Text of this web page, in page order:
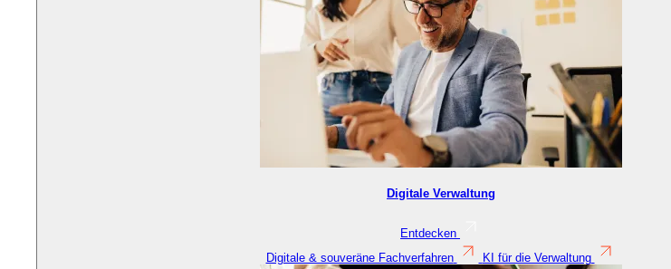
Digitale Verwaltung
Entdecken
Digitale & souveräne Fachverfahren
KI für die Verwaltung